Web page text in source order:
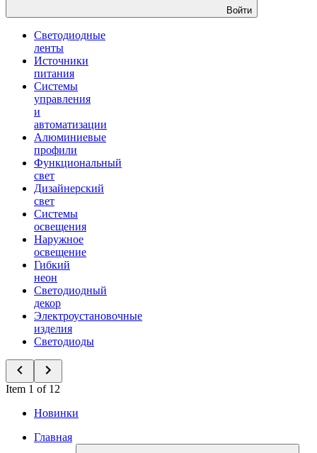
Войти
Светодиодные
ленты
Источники
питания
Системы
управления
и
автоматизации
Алюминиевые
профили
Функциональный
свет
Дизайнерский
свет
Системы
освещения
Наружное
освещение
Гибкий
неон
Светодиодный
декор
Электроустановочные
изделия
Светодиоды
Item 1 of 12
Новинки
Главная